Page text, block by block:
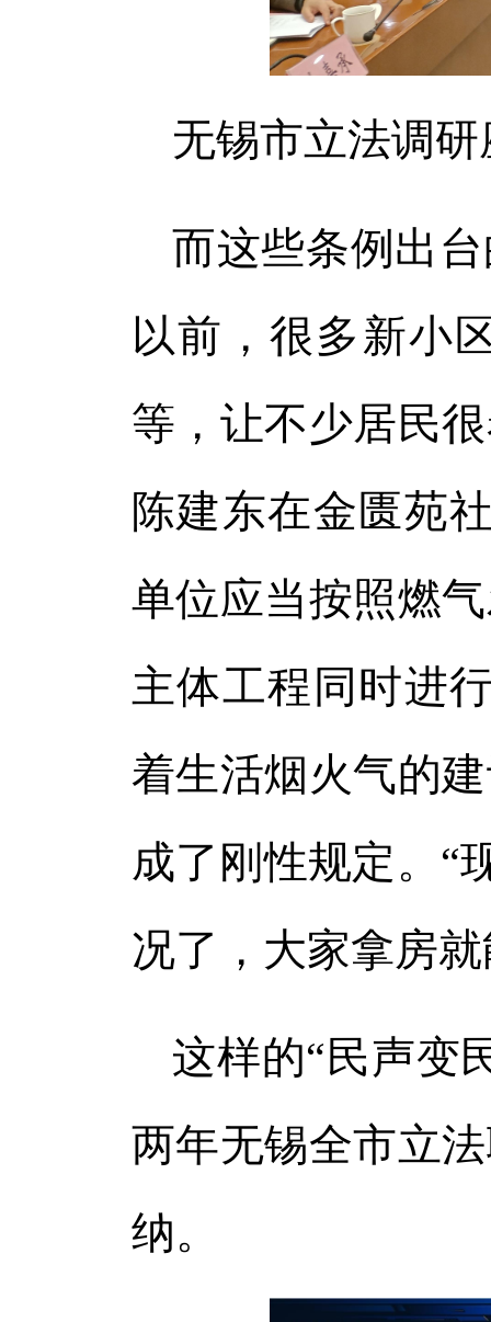
无锡市立法调
而这些条例出
以前，很多新小
等，让不少居民
陈建东在金匮苑
单位应当按照燃
主体工程同时进
着生活烟火气的
成了刚性规定。“
况了，大家拿房
这样的“民声变
两年无锡全市立
纳。